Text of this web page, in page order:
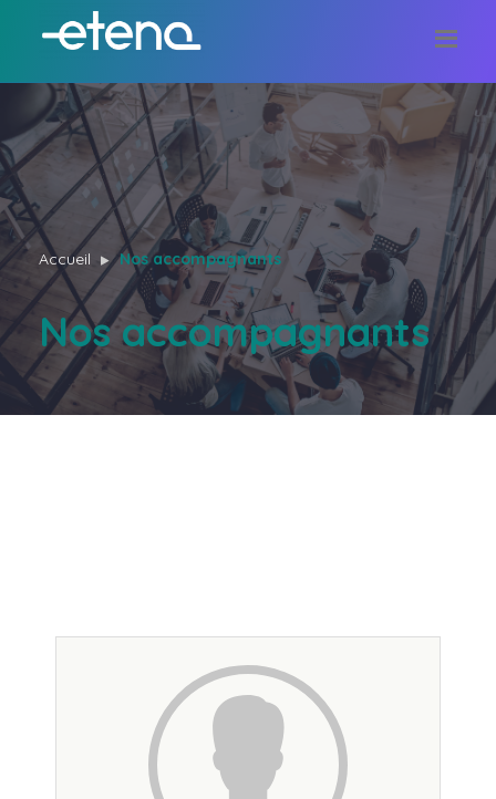
Accueil Nos accompagnants
Nos accompagnants